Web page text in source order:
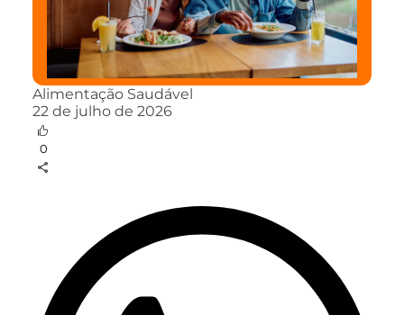
Alimentação Saudável
22 de julho de 2026
0